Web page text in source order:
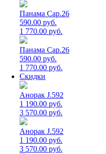
Панама Cap.26
590.00 руб.
1 770.00 руб.
Панама Cap.26
590.00 руб.
1 770.00 руб.
Скидки
Анорак J.592
1 190.00 руб.
3 570.00 руб.
Анорак J.592
1 190.00 руб.
3 570.00 руб.